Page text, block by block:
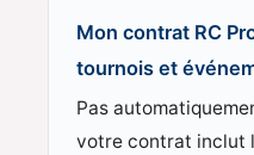
Mon contrat RC
tournois et
Pas
votre contrat inclut